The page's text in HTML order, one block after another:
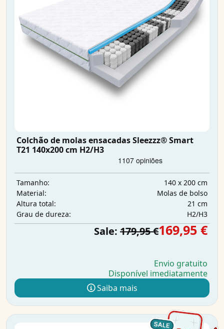
Colchão de molas ensacadas Sleezzz® Smart
T21 140x200 cm H2/H3
Tamanho:
140 x 200 cm
Material:
Molas de bolso
Altura total:
21 cm
Grau de dureza:
H2/H3
Sale: 179,95 €169,95 €
Envio gratuito
Disponível imediatamente
Saiba mais